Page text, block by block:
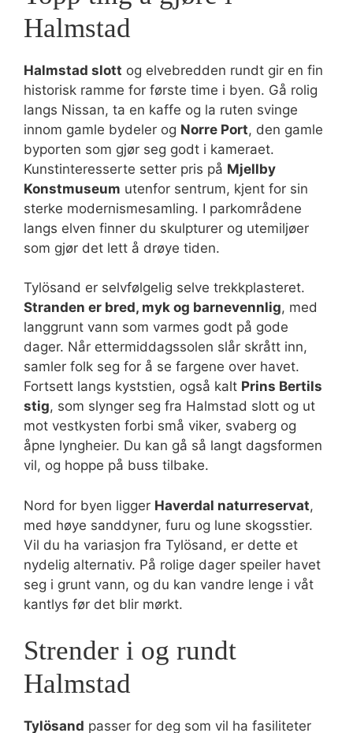
Halmstad
Halmstad slott og elvebredden rundt gir en fin
historisk ramme for første time i byen. Gå rolig
langs Nissan, ta en kaffe og la ruten svinge
innom gamle bydeler og Norre Port, den gamle
byporten som gjør seg godt i kameraet.
Kunstinteresserte setter pris på Mjellby
Konstmuseum utenfor sentrum, kjent for sin
sterke modernismesamling. I parkområdene
langs elven finner du skulpturer og utemiljøer
som gjør det lett å drøye tiden.
Tylösand er selvfølgelig selve trekkplasteret.
Stranden er bred, myk og barnevennlig, med
langgrunt vann som varmes godt på gode
dager. Når ettermiddagssolen slår skrått inn,
samler folk seg for å se fargene over havet.
Fortsett langs kyststien, også kalt Prins Bertils
stig, som slynger seg fra Halmstad slott og ut
mot vestkysten forbi små viker, svaberg og
åpne lyngheier. Du kan gå så langt dagsformen
vil, og hoppe på buss tilbake.
Nord for byen ligger Haverdal naturreservat,
med høye sanddyner, furu og lune skogsstier.
Vil du ha variasjon fra Tylösand, er dette et
nydelig alternativ. På rolige dager speiler havet
seg i grunt vann, og du kan vandre lenge i våt
kantlys før det blir mørkt.
Strender i og rundt
Halmstad
Tylösand passer for deg som vil ha fasiliteter